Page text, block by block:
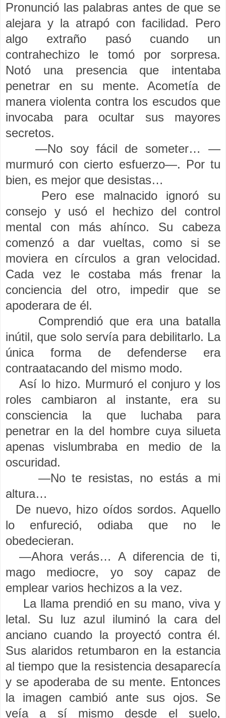
Pronunció las palabras antes de que se
alejara y la atrapó con facilidad. Pero
algo extraño pasó cuando un
contrahechizo le tomó por sorpresa.
Notó una presencia que intentaba
penetrar en su mente. Acometía de
manera violenta contra los escudos que
invocaba para ocultar sus mayores
secretos.
—No soy fácil de someter… —
murmuró con cierto esfuerzo—. Por tu
bien, es mejor que desistas…
Pero ese malnacido ignoró su
consejo y usó el hechizo del control
mental con más ahínco. Su cabeza
comenzó a dar vueltas, como si se
moviera en círculos a gran velocidad.
Cada vez le costaba más frenar la
conciencia del otro, impedir que se
apoderara de él.
Comprendió que era una batalla
inútil, que solo servía para debilitarlo. La
única forma de defenderse era
contraatacando del mismo modo.
Así lo hizo. Murmuró el conjuro y los
roles cambiaron al instante, era su
consciencia la que luchaba para
penetrar en la del hombre cuya silueta
apenas vislumbraba en medio de la
oscuridad.
—No te resistas, no estás a mi
altura…
De nuevo, hizo oídos sordos. Aquello
lo enfureció, odiaba que no le
obedecieran.
—Ahora verás… A diferencia de ti,
mago mediocre, yo soy capaz de
emplear varios hechizos a la vez.
La llama prendió en su mano, viva y
letal. Su luz azul iluminó la cara del
anciano cuando la proyectó contra él.
Sus alaridos retumbaron en la estancia
al tiempo que la resistencia desaparecía
y se apoderaba de su mente. Entonces
la imagen cambió ante sus ojos. Se
veía a sí mismo desde el suelo,